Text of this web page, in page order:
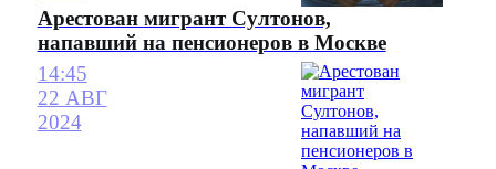
Арестован мигрант Султонов,
напавший на пенсионеров в Москве
14:45
22 АВГ
2024